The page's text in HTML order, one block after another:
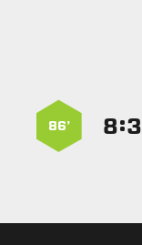
:
86’